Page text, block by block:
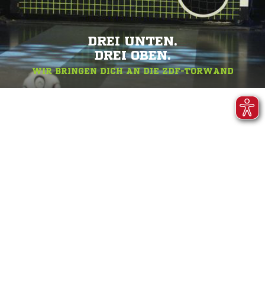
DREI UNTEN.
DREI OBEN.
WIR BRINGEN DICH AN DIE ZDF-TORWAND